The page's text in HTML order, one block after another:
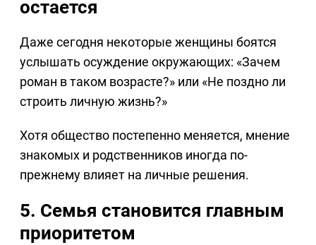
остается
Даже сегодня некоторые женщины боятся
услышать осуждение окружающих: «Зачем
роман в таком возрасте?» или «Не поздно ли
строить личную жизнь?»
Хотя общество постепенно меняется, мнение
знакомых и родственников иногда по-
прежнему влияет на личные решения.
5. Семья становится главным
приоритетом